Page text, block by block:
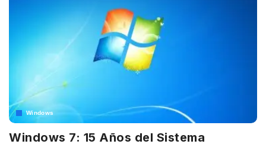
Windows
Windows 7: 15 Años del Sistema